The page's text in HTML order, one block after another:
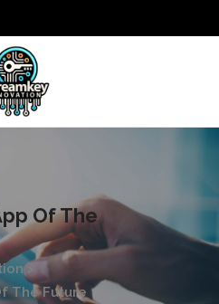
Of The
>
The Future